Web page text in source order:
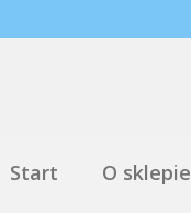
Start O sklepie